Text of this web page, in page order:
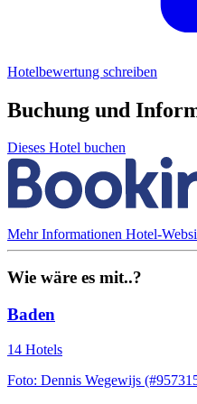
Hotelbewertung schreiben
Buchung und
Dieses Hotel buchen
Mehr Informationen Hotel-
Wie wäre es mit..?
Baden
14 Hotels
Foto: Dennis Wegewijs